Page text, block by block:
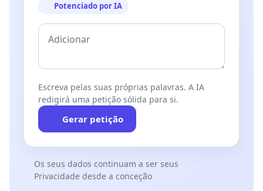
Potenciado por IA
Escreva pelas suas próprias palavras. A IA
redigirá uma petição sólida para si.
Gerar petição
Os seus dados continuam a ser seus
Privacidade desde a conceção